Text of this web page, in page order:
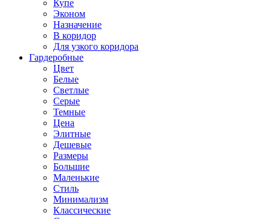
Купе
Эконом
Назначение
В коридор
Для узкого коридора
Гардеробные
Цвет
Белые
Светлые
Серые
Темные
Цена
Элитные
Дешевые
Размеры
Большие
Маленькие
Стиль
Минимализм
Классические